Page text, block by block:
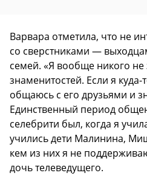
Варвара отметила, что не
со сверстниками —
семей. «Я вообще никого не
знаменитостей. Если я
общаюсь с его друзьями и
Единственный период
селебрити был, когда я
учились дети Малинина,
кем из них я не
дочь телеведущего.